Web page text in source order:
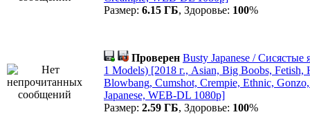
Размер: 6.15 ГБ, Здоровье: 100%
Проверен Busty Japanese / Сисястые
1 Models) [2018 г., Asian, Big Boobs, Fetish,
Blowbang, Cumshot, Crempie, Ethnic,
Japanese, WEB-DL 1080p]
Размер: 2.59 ГБ, Здоровье: 100%